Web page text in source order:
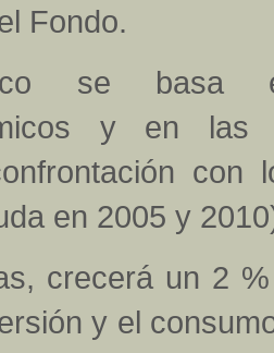
Fondo.
se basa
y en las
en 2005 y
crecerá un 2
y el